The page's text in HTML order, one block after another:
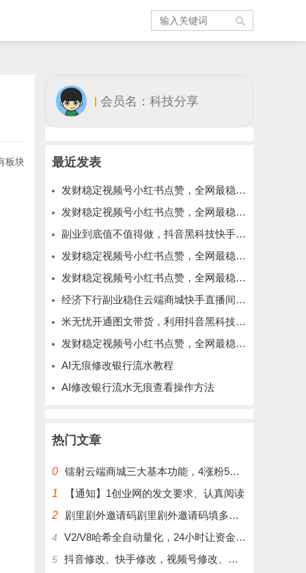
板块
会员名：科技分享
最近发表
发财稳定视频号小红书点赞，全网最稳定绿色的项目，价格拉满的哦
发财稳定视频号小红书点赞，全网最稳定绿色的项目，今年再加油
副业到底值不值得做，抖音黑科技快手上人涨粉云端商城真能逆袭赚钱
发财稳定视频号小红书点赞，全网最稳定绿色的项目，完美来拉新
发财稳定视频号小红书点赞，全网最稳定绿色的项目，完全自动了
经济下行副业稳住云端商城快手直播间挂铁涨粉丝抖音黑科技实操
米无忧开通图文带货，利用抖音黑科技商城快速涨粉1000+，单日变现2W！
发财稳定视频号小红书点赞，全网最稳定绿色的项目，完美自动了
AI无痕修改银行流水教程
AI修改银行流水无痕查看操作方法
热门文章
0 镭射云端商城三大基本功能，4涨粉5涨播放量6挂铁，为你揭开真实的面纱!
1
【通知】1创业网的发文要求、认真阅读
2
剧里剧外邀请码剧里剧外邀请码填多少呢？
4 V2/V8哈希全自动量化，24小时让资金为你打工！
5 抖音修改、快手修改，视频号修改、大屏修改|橱窗修改|抖店修改|、招代理可单独购买